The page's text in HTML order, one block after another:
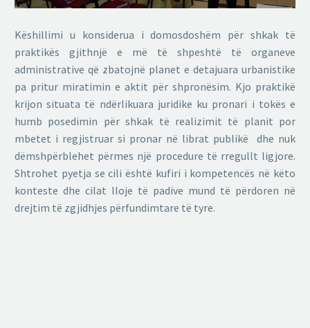
Këshillimi u konsiderua i domosdoshëm për shkak të
praktikës gjithnjë e më të shpeshtë të organeve
administrative që zbatojnë planet e detajuara urbanistike
pa pritur miratimin e aktit për shpronësim. Kjo praktikë
krijon situata të ndërlikuara juridike ku pronari i tokës e
humb posedimin për shkak të realizimit të planit por
mbetet i regjistruar si pronar në librat publikë dhe nuk
dëmshpërblehet përmes një procedure të rregullt ligjore.
Shtrohet pyetja se cili është kufiri i kompetencës në këto
konteste dhe cilat lloje të padive mund të përdoren në
drejtim të zgjidhjes përfundimtare të tyre.